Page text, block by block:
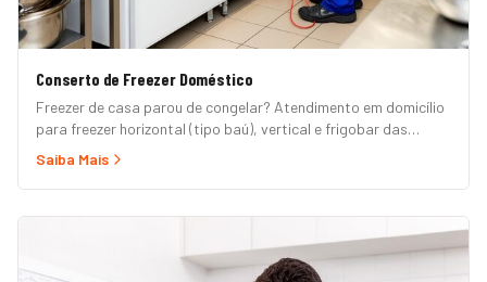
Conserto de Freezer Doméstico
Freezer de casa parou de congelar? Atendimento em domicílio
para freezer horizontal (tipo baú), vertical e frigobar das
marcas Brastemp, Consul, Electrolux, Esmaltec, Philco e
de restaurante, padaria ou mercado, veja nossa página de
Freezer Comercial.)
Saiba Mais